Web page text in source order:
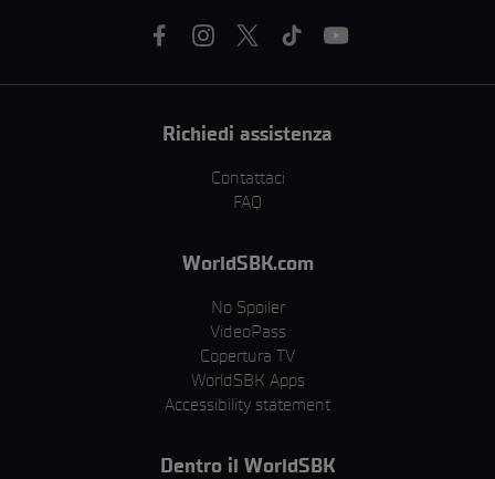
Richiedi assistenza
Contattaci
FAQ
WorldSBK.com
No Spoiler
VideoPass
Copertura TV
WorldSBK Apps
Accessibility statement
Dentro il WorldSBK